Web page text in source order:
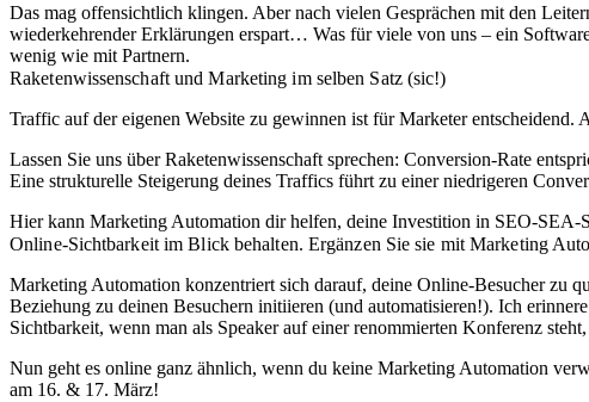
Das mag offensichtlich klingen. Aber nach vielen Gesprächen mit den
wiederkehrender Erklärungen erspart… Was für viele von uns – ein
wenig wie mit Partnern.
Raketenwissenschaft und Marketing im selben Satz (sic!)
Traffic auf der eigenen Website zu gewinnen ist für Marketer
Lassen Sie uns über Raketenwissenschaft sprechen: Conversion-Rate
Eine strukturelle Steigerung deines Traffics führt zu einer niedrigeren
Hier kann Marketing Automation dir helfen, deine Investition in SEO-
Online-Sichtbarkeit im Blick behalten. Ergänzen Sie sie mit Marketing
Marketing Automation konzentriert sich darauf, deine Online-Besucher zu
Beziehung zu deinen Besuchern initiieren (und automatisieren!). Ich
Sichtbarkeit, wenn man als Speaker auf einer renommierten Konferenz
Nun geht es online ganz ähnlich, wenn du keine Marketing Automation
am 16. & 17. März!